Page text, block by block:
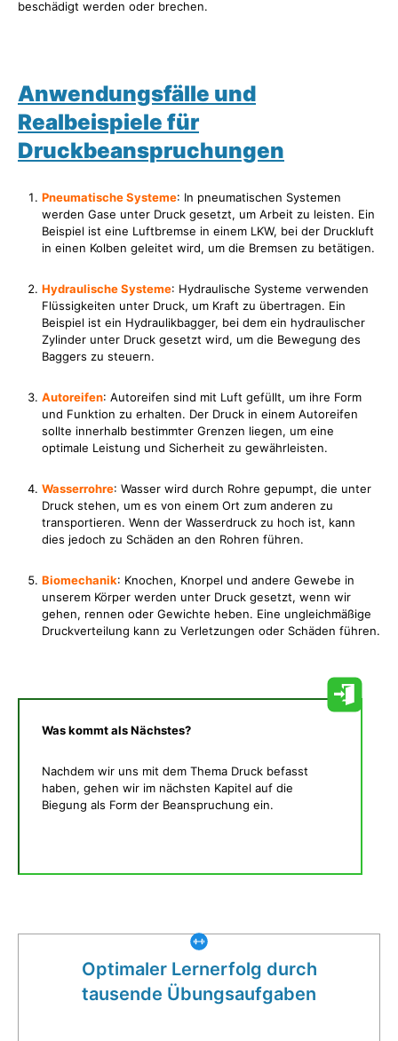
beschädigt werden oder brechen.
Anwendungsfälle und
Realbeispiele für
Druckbeanspruchungen
Pneumatische Systeme: In pneumatischen Systemen
werden Gase unter Druck gesetzt, um Arbeit zu leisten. Ein
Beispiel ist eine Luftbremse in einem LKW, bei der Druckluft
in einen Kolben geleitet wird, um die Bremsen zu betätigen.
Hydraulische Systeme: Hydraulische Systeme verwenden
Flüssigkeiten unter Druck, um Kraft zu übertragen. Ein
Beispiel ist ein Hydraulikbagger, bei dem ein hydraulischer
Zylinder unter Druck gesetzt wird, um die Bewegung des
Baggers zu steuern.
Autoreifen: Autoreifen sind mit Luft gefüllt, um ihre Form
und Funktion zu erhalten. Der Druck in einem Autoreifen
sollte innerhalb bestimmter Grenzen liegen, um eine
optimale Leistung und Sicherheit zu gewährleisten.
Wasserrohre: Wasser wird durch Rohre gepumpt, die unter
Druck stehen, um es von einem Ort zum anderen zu
transportieren. Wenn der Wasserdruck zu hoch ist, kann
dies jedoch zu Schäden an den Rohren führen.
Biomechanik: Knochen, Knorpel und andere Gewebe in
unserem Körper werden unter Druck gesetzt, wenn wir
gehen, rennen oder Gewichte heben. Eine ungleichmäßige
Druckverteilung kann zu Verletzungen oder Schäden führen.
Was kommt als Nächstes?
Nachdem wir uns mit dem Thema Druck befasst
haben, gehen wir im nächsten Kapitel auf die
Biegung als Form der Beanspruchung ein.
Optimaler Lernerfolg durch
tausende Übungsaufgaben